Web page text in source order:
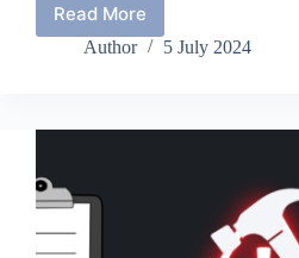
Read More
Pengaruh
CMMS
Author 5 July 2024